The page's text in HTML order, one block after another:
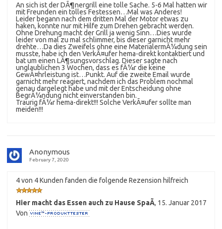
An sich ist der DÃ¶nergrill eine tolle Sache. 5-6 Mal hatten wir
mit Freunden ein tolles Festessen…Mal was Anderes!
Leider begann nach dem dritten Mal der Motor etwas zu
haken, konnte nur mit Hilfe zum Drehen gebracht werden.
Ohne Drehung macht der Grill ja wenig Sinn…Dies wurde
leider von mal zu mal schlimmer, bis dieser garnicht mehr
drehte…Da dies Zweifels ohne eine MaterialermÃ¼dung sein
musste, habe ich den VerkÃ¤ufer hema-direkt kontaktiert und
bat um einen LÃ¶sungsvorschlag. Dieser sagte nach
unglaublichen 3 Wochen, dass es fÃ¼r die keine
GewÃ¤hrleistung ist…Punkt. Auf die zweite Email wurde
garnicht mehr reagiert, nachdem ich das Problem nochmal
genau dargelegt habe und mit der Entscheidung ohne
BegrÃ¼ndung nicht einverstanden bin.
Traurig fÃ¼r hema-direkt!!! Solche VerkÃ¤ufer sollte man
meiden!!!
Anonymous
February 7, 2020
4 von 4 Kunden fanden die folgende Rezension hilfreich
Hier macht das Essen auch zu Hause SpaÃ, 15. Januar 2017
Von